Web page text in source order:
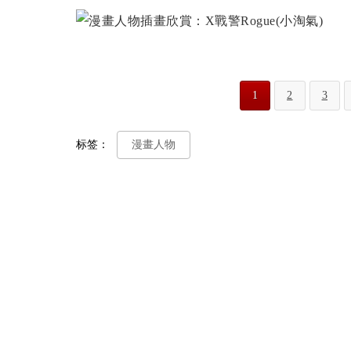
1 2 3
标签： 漫畫人物